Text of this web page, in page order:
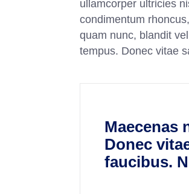
ullamcorper ultricies
condimentum
quam nunc, blandit
tempus. Donec vitae
Maecenas
Donec
faucibus.